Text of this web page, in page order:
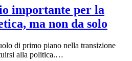
importante per la
ma non da solo
di primo piano nella transizione
alla politica.…